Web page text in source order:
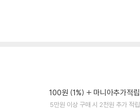
100원 (1%) 마니아추가적립
5만원 이상 구매 시 2천원 추가 적립